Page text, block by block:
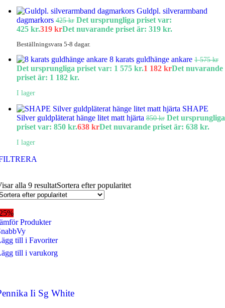
Guldpl. silverarmband
dagmarkors 425kr Det ursprungliga priset var:
425 kr.319 krDet nuvarande priset är: 319 kr.
Beställningsvara 5-8 dagar.
8 karats guldhänge ankare 1 575kr
Det ursprungliga priset var: 1 575 kr.1 182 krDet nuvarande
priset är: 1 182 kr.
I lager
SHAPE
Silver guldpläterat hänge litet matt hjärta 850kr Det ursprungliga
priset var: 850 kr.638 krDet nuvarande priset är: 638 kr.
I lager
alla 9 resultatSortera efter popularitet
Produkter
till i Favoriter
till i varukorg
Ii Sg White